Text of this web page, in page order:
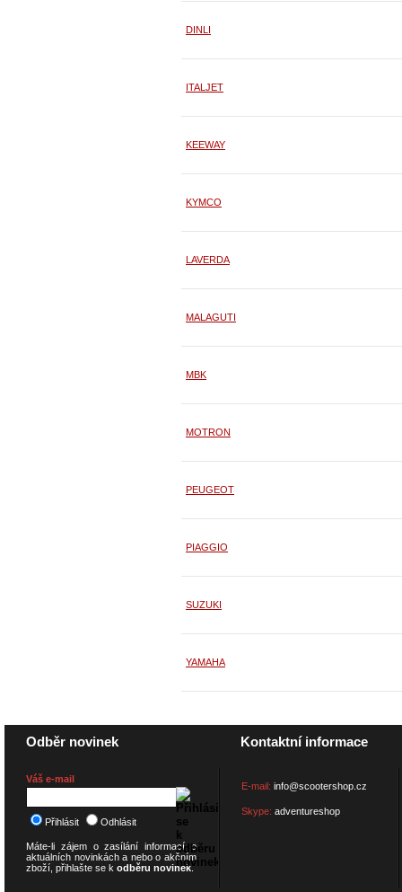
DINLI
ITALJET
KEEWAY
KYMCO
LAVERDA
MALAGUTI
MBK
MOTRON
PEUGEOT
PIAGGIO
SUZUKI
YAMAHA
Odběr novinek
Váš e-mail
Přihlásit Odhlásit
Máte-li zájem o zasílání informací o
aktuálních novinkách a nebo o akčním
zboží, přihlašte se k odběru novinek.
Kontaktní informace
E-mail: info@scootershop.cz
Skype: adventureshop